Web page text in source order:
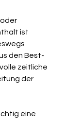
ist
den Best-
zeitliche
der
eine